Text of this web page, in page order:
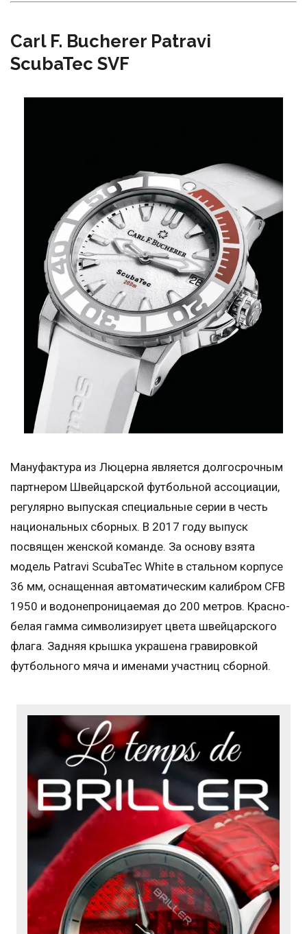
Carl F. Bucherer Patravi
ScubaTec SVF
Мануфактура из Люцерна является долгосрочным
партнером Швейцарской футбольной ассоциации,
регулярно выпуская специальные серии в честь
национальных сборных. В 2017 году выпуск
посвящен женской команде. За основу взята
модель Patravi ScubaTec White в стальном корпусе
36 мм, оснащенная автоматическим калибром CFB
1950 и водонепроницаемая до 200 метров. Красно-
белая гамма символизирует цвета швейцарского
флага. Задняя крышка украшена гравировкой
футбольного мяча и именами участниц сборной.